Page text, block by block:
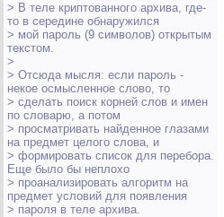
> В теле криптованного архива, где-
то в середине обнаружился
> мой пароль (9 символов) открытым
текстом.
>
> Отсюда мысля: если пароль -
некое осмысленное слово, то
> сделать поиск корней слов и имен
по словарю, а потом
> просматривать найденное глазами
на предмет целого слова, и
> формировать список для перебора.
Еще было бы неплохо
> проанализировать алгоритм на
предмет условий для появления
> пароля в теле архива.